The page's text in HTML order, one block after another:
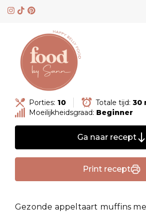
Skip
Porties: 10 Totale tijd: 30
Moeilijkheidsgraad: Beginner
Ga naar recept
Print recept
Gezonde appeltaart muffins